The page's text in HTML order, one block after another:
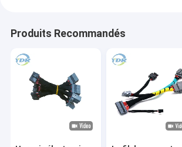
Produits Recommandés